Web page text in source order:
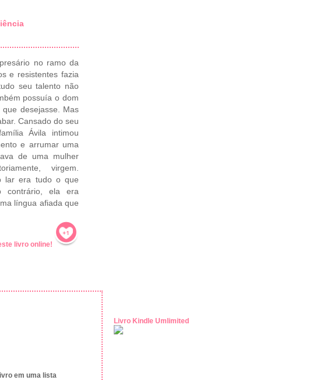
no ramo da
e resistentes fazia
seu talento não
possuía o dom
desejasse. Mas
Cansado do seu
Ávila intimou
e arrumar uma
de uma mulher
virgem.
lar era tudo o que
contrário, ela era
língua afiada que
livro online!
Livro Kindle Umlimited
em uma lista